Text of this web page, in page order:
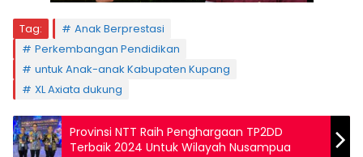
Tag:
Anak Berprestasi
Perkembangan Pendidikan
untuk Anak-anak Kabupaten Kupang
XL Axiata dukung
Provinsi NTT Raih Penghargaan TP2DD
Terbaik 2024 Untuk Wilayah Nusampua